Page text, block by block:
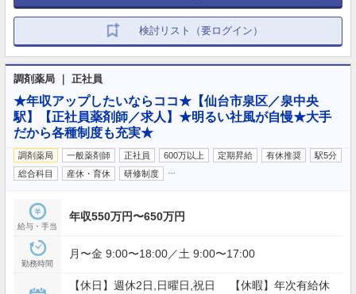
検討リスト（要ログイン）
調剤薬局 ｜ 正社員
★年収アップしたいならココ★【仙台市泉区／泉中央
駅】【正社員薬剤師／求人】★明るい社風が自慢★大手
だから各種制度も充実★
調剤薬局 一般薬剤師 正社員 600万以上 定期昇給 有休推奨
駅5分
総合科目
産休・育休 研修制度
給与・手当
年収550万円〜650万円
勤務時間
月〜金 9:00〜18:00／土 9:00〜17:00
【休日】週休2日,日曜日,祝日 【休暇】年次有給休